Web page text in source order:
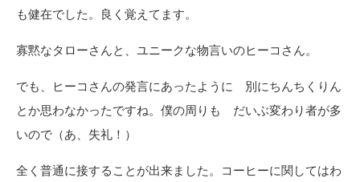
も健在でした。良く覚えてます。
寡黙なタローさんと、ユニークな物言いのヒーコさん。
でも、ヒーコさんの発言にあったように 別にちんちくりん
とか思わなかったですね。僕の周りも だいぶ変わり者が多
いので（あ、失礼！）
全く普通に接することが出来ました。コーヒーに関してはわ